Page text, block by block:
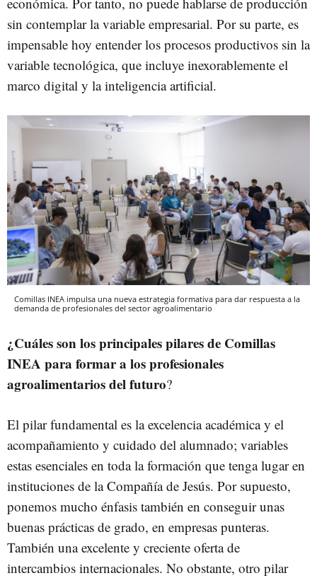
sin contemplar la variable empresarial. Por su parte, es
impensable hoy entender los procesos productivos sin la
variable tecnológica, que incluye inexorablemente el
marco digital y la inteligencia artificial.
Comillas INEA impulsa una nueva estrategia formativa para dar respuesta a la
demanda de profesionales del sector agroalimentario
¿Cuáles son los principales pilares de Comillas
INEA para formar a los profesionales
agroalimentarios del futuro?
El pilar fundamental es la excelencia académica y el
acompañamiento y cuidado del alumnado; variables
estas esenciales en toda la formación que tenga lugar en
instituciones de la Compañía de Jesús. Por supuesto,
ponemos mucho énfasis también en conseguir unas
buenas prácticas de grado, en empresas punteras.
También una excelente y creciente oferta de
intercambios internacionales. No obstante, otro pilar